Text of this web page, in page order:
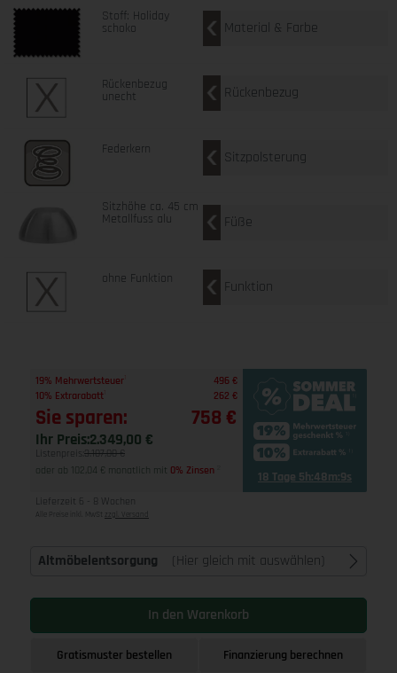
Stoff: Holiday
schoko Material & Farbe
Rückenbezug
unecht Rückenbezug
Federkern Sitzpolsterung
Sitzhöhe ca. 45 cm
Metallfuss alu Füße
ohne Funktion Funktion
19% Mehrwertsteuer
496 €
10% Extrarabatt
262 €
Sie sparen: 758 €
Ihr Preis:2.349,00 €
Listenpreis: 3.107,00 €
oder ab 102,04 € monatlich mit 0% Zinsen 18 Tage 5h:48m:8s
Lieferzeit 6 - 8 Wochen
Alle Preise inkl. MwSt zzgl. Versand
Altmöbelentsorgung (Hier gleich mit auswählen)
In den Warenkorb
Gratismuster bestellen Finanzierung berechnen